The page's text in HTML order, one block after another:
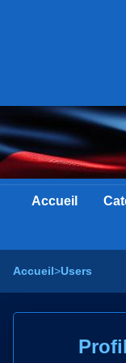
Accueil
Accueil>Users